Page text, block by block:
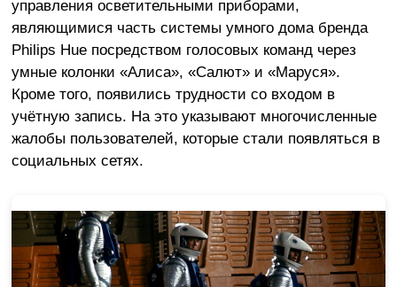
управления осветительными приборами,
являющимися часть системы умного дома бренда
Philips Hue посредством голосовых команд через
умные колонки «Алиса», «Салют» и «Маруся».
Кроме того, появились трудности со входом в
учётную запись. На это указывают многочисленные
жалобы пользователей, которые стали появляться в
социальных сетях.